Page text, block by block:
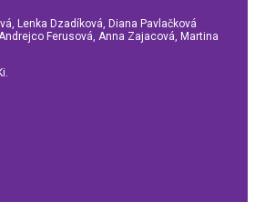
Lenka Dzadíková, Diana Pavlačková
Ferusová, Anna Zajacová, Martina